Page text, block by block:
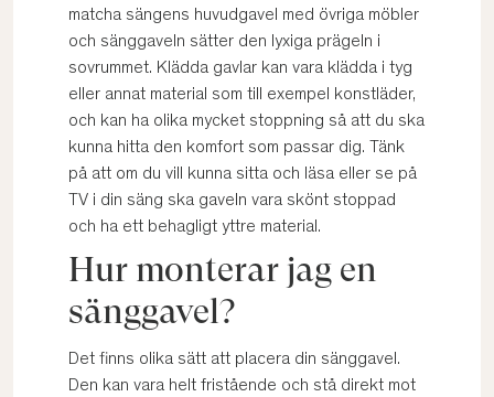
matcha sängens huvudgavel med övriga möbler
och sänggaveln sätter den lyxiga prägeln i
sovrummet. Klädda gavlar kan vara klädda i tyg
eller annat material som till exempel konstläder,
och kan ha olika mycket stoppning så att du ska
kunna hitta den komfort som passar dig. Tänk
på att om du vill kunna sitta och läsa eller se på
TV i din säng ska gaveln vara skönt stoppad
och ha ett behagligt yttre material.
Hur monterar jag en
sänggavel?
Det finns olika sätt att placera din sänggavel.
Den kan vara helt fristående och stå direkt mot